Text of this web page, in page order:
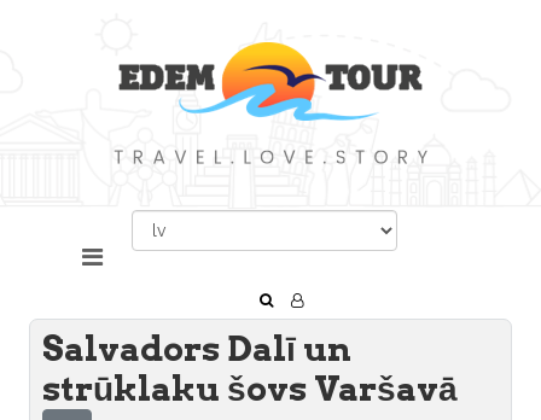
Salvadors Dalī un
strūklaku šovs Varšavā